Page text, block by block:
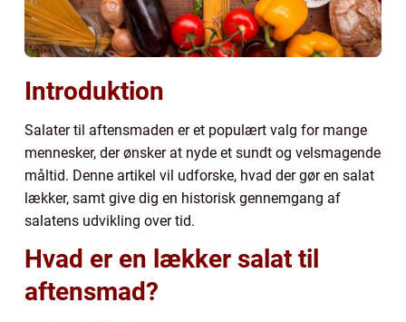
Introduktion
Salater til aftensmaden er et populært valg for mange
mennesker, der ønsker at nyde et sundt og velsmagende
måltid. Denne artikel vil udforske, hvad der gør en salat
lækker, samt give dig en historisk gennemgang af
salatens udvikling over tid.
Hvad er en lækker salat til
aftensmad?